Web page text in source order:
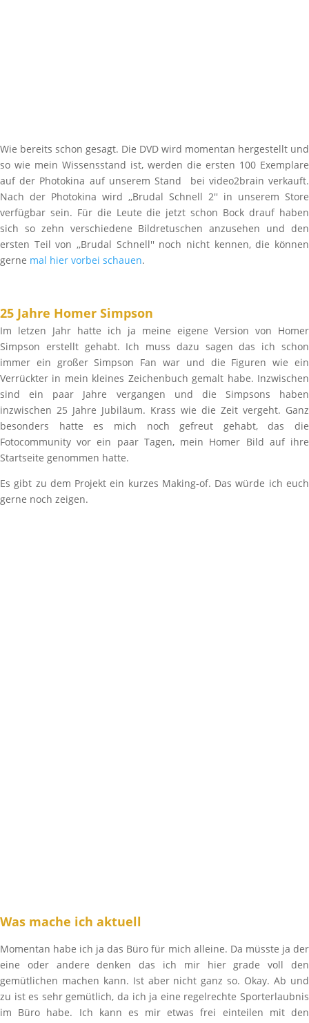
Wie bereits schon gesagt. Die DVD wird momentan hergestellt und
so wie mein Wissensstand ist, werden die ersten 100 Exemplare
auf der Photokina auf unserem Stand bei video2brain verkauft.
Nach der Photokina wird ,,Brudal Schnell 2'' in unserem Store
verfügbar sein. Für die Leute die jetzt schon Bock drauf haben
sich so zehn verschiedene Bildretuschen anzusehen und den
ersten Teil von ,,Brudal Schnell'' noch nicht kennen, die können
gerne mal hier vorbei schauen.
25 Jahre Homer Simpson
Im letzen Jahr hatte ich ja meine eigene Version von Homer
Simpson erstellt gehabt. Ich muss dazu sagen das ich schon
immer ein großer Simpson Fan war und die Figuren wie ein
Verrückter in mein kleines Zeichenbuch gemalt habe. Inzwischen
sind ein paar Jahre vergangen und die Simpsons haben
inzwischen 25 Jahre Jubiläum. Krass wie die Zeit vergeht. Ganz
besonders hatte es mich noch gefreut gehabt, das die
Fotocommunity vor ein paar Tagen, mein Homer Bild auf ihre
Startseite genommen hatte.
Es gibt zu dem Projekt ein kurzes Making-of. Das würde ich euch
gerne noch zeigen.
Was mache ich aktuell
Momentan habe ich ja das Büro für mich alleine. Da müsste ja der
eine oder andere denken das ich mir hier grade voll den
gemütlichen machen kann. Ist aber nicht ganz so. Okay. Ab und
zu ist es sehr gemütlich, da ich ja eine regelrechte Sporterlaubnis
im Büro habe. Ich kann es mir etwas frei einteilen mit den